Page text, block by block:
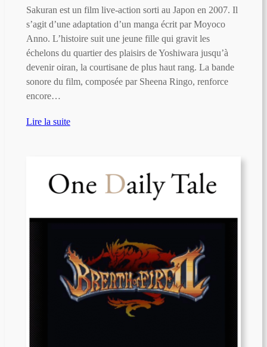
Sakuran est un film live-action sorti au Japon en 2007. Il
s’agit d’une adaptation d’un manga écrit par Moyoco
Anno. L’histoire suit une jeune fille qui gravit les
échelons du quartier des plaisirs de Yoshiwara jusqu’à
devenir oiran, la courtisane de plus haut rang. La bande
sonore du film, composée par Sheena Ringo, renforce
encore…
Lire la suite